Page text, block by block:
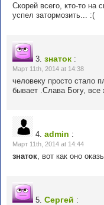
Скорей всего, кто-то на
успел затормозить... :(
3. знаток :
Март 11th, 2014 at 14:38
человеку просто стало
бывает .Слава Богу, все
4. admin :
Март 11th, 2014 at 14:44
знаток , вот как оно
5. Сергей :